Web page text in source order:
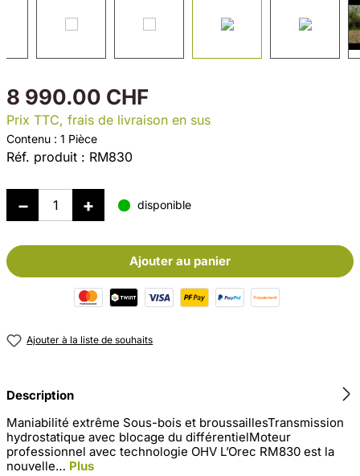
8 990.00 CHF
Prix TTC, frais de livraison en sus
Contenu : 1 Pièce
Réf. produit : RM830
disponible
Ajouter au panier
Ajouter à la liste de souhaits
Description
Maniabilité extrême Sous-bois et broussaillesTransmission
hydrostatique avec blocage du différentielMoteur
professionnel avec technologie OHV L’Orec RM830 est la
nouvelle… Plus